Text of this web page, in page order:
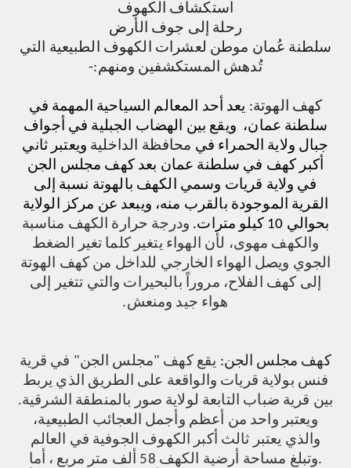
استكشاف الكهوف
رحلة إلى جوف الأرض
سلطنة عُمان موطن لعشرات الكهوف الطبيعية التي
تُدهش المستكشفين ومنهم:-
كهف الهوتة: يعد أحد المعالم السياحية المهمة في
سلطنة عمان، ويقع بين الهضاب الجبلية في أجواف
جبال ولاية الحمراء في محافظة الداخلية ويعتبر ثاني
أكبر كهف في سلطنة عمان بعد كهف مجلس الجن
في ولاية قريات وسمي الكهف بالهوتة نسبة إلى
القرية الموجودة بالقرب منه، ويبعد عن مركز الولاية
بحوالي 10 كيلو مترات
. ودرجة حرارة الكهف مناسبة
والكهف مهوى، لأن الهواء يتغير كلما تغير الضغط
الجوي ويصل الهواء الخارجي للداخل من كهف الهوتة
إلى كهف الفلاح، مروراً بالبحيرات والتي تتغير إلى
هواء جيد ومنعش.
كهف مجلس الجن: يقع كهف "مجلس الجن" في قرية
فنس بولاية قريات والواقعة على الطريق الذي يربط
بين قرية ضباب التابعة لولاية صور بالمنطقة الشرقية.
ويعتبر واحد من أعظم وأجمل العجائب الطبيعية،
والذي يعتبر ثالث أكبر الكهوف الجوفية في العالم
.
وتبلغ مساحة أرضية الكهف 58 ألف متر مربع ، أما